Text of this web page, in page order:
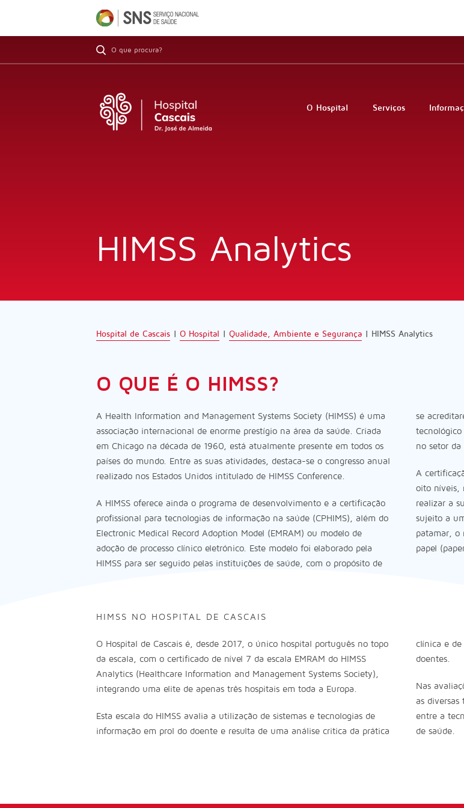
O Hospital Serviços
HIMSS Analytics
Hospital de Cascais O Hospital Qualidade, Ambiente e Segurança HIMSS Analytics
O QUE É O HIMSS?
A Health Information and Management Systems Society (HIMSS) é uma
associação internacional de enorme prestígio na área da saúde. Criada
em Chicago na década de 1960, está atualmente presente em todos os
países do mundo. Entre as suas atividades, destaca-se o congresso anual
realizado nos Estados Unidos intitulado de HIMSS Conference.
A HIMSS oferece ainda o programa de desenvolvimento e a certificação
profissional para tecnologias de informação na saúde (CPHIMS), além do
Electronic Medical Record Adoption Model (EMRAM) ou modelo de
adoção de processo clínico eletrónico. Este modelo foi elaborado pela
HIMSS para ser seguido pelas instituições de saúde, com o propósito de
se
no setor da
A
oito níveis,
realizar a
sujeito a
patamar, o
papel
HIMSS NO HOSPITAL DE CASCAIS
O Hospital de Cascais é, desde 2017, o único hospital português no topo
da escala, com o certificado de nível 7 da escala EMRAM do HIMSS
Analytics (Healthcare Information and Management Systems Society),
integrando uma elite de apenas três hospitais em toda a Europa.
Esta escala do HIMSS avalia a utilização de sistemas e tecnologias de
informação em prol do doente e resulta de uma análise critica da prática
clínica e
doentes.
Nas
as
entre a
de saúde.